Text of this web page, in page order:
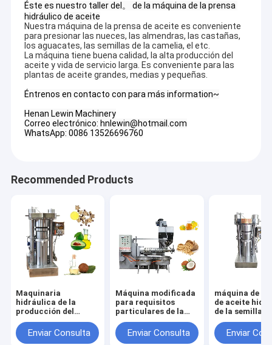
Éste es nuestro taller del。 de la máquina de la prensa
hidráulico de aceite
Nuestra máquina de la prensa de aceite es conveniente
para presionar las nueces, las almendras, las castañas,
los aguacates, las semillas de la camelia, el etc.
La máquina tiene buena calidad, la alta producción del
aceite y vida de servicio larga. Es conveniente para las
plantas de aceite grandes, medias y pequeñas.
Éntrenos en contacto con para más information~
Henan Lewin Machinery
Correo electrónico: hnlewin@hotmail.com
WhatsApp: 0086 13526696760
Recommended Products
Maquinaria
hidráulica de la
producción del
aceite de cocina de
la entrega rápida
para las semillas de
Enviar Consulta
Máquina modificada
para requisitos
particulares de la
fabricación del
aceite de la camelia
del voltaje con el
Enviar Consulta
máquina de la
de aceite
de la semilla
sésamo
Enviar